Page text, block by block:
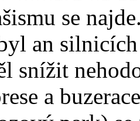
se
an
snížit
a